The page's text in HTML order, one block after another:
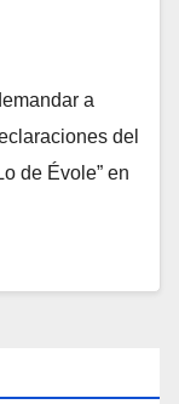
a
del
de Évole” en